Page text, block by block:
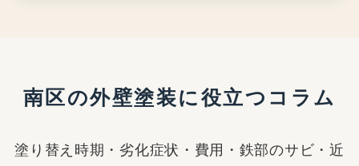
南区の外壁塗装に役立つコラム
塗り替え時期・劣化症状・費用・鉄部のサビ・近